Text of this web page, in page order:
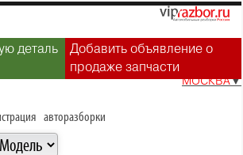
деталь
Добавить объявление о
продаже запчасти
МОСКВА▼
авторазборки